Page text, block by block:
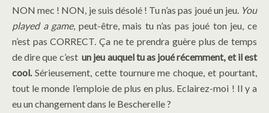
NON mec ! NON, je suis désolé ! Tu n’as pas joué un jeu. You
played a game, peut-être, mais tu n’as pas joué ton jeu, ce
n’est pas CORRECT. Ça ne te prendra guère plus de temps
de dire que c’estun jeu auquel tu as joué récemment, et il est
cool.Sérieusement, cette tournure me choque, et pourtant,
tout le monde l’emploie de plus en plus. Eclairez-moi ! Il y a
eu un changement dans le Bescherelle ?